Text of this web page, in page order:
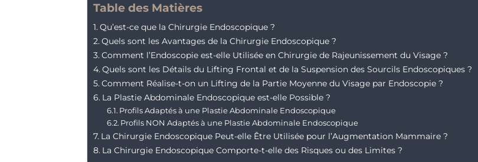
Table des Matières
Qu’est-ce que la Chirurgie Endoscopique ?
Quels sont les Avantages de la Chirurgie Endoscopique ?
Comment l’Endoscopie est-elle Utilisée en Chirurgie de Rajeunissement du Visage ?
Quels sont les Détails du Lifting Frontal et de la Suspension des Sourcils Endoscopiques ?
Comment Réalise-t-on un Lifting de la Partie Moyenne du Visage par Endoscopie ?
La Plastie Abdominale Endoscopique est-elle Possible ?
Profils Adaptés à une Plastie Abdominale Endoscopique
Profils NON Adaptés à une Plastie Abdominale Endoscopique
La Chirurgie Endoscopique Peut-elle Être Utilisée pour l’Augmentation Mammaire ?
La Chirurgie Endoscopique Comporte-t-elle des Risques ou des Limites ?